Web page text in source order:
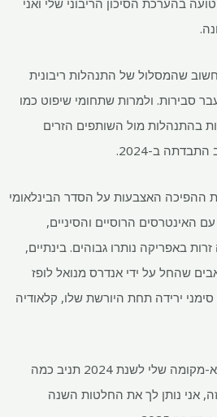
שהמסלול של התנהלות ריבונית
סבירות. ולמרות שתחומי שיפוט כמו
בהתנהלות מול השותפים הזרים
ב-2024.
ההפיכה האצבעות על הסדר הבינלאומי
האינטרסים הרוסיים והסיניים,
באפריקה נותרו גבוהים. בינתיים,
שהחל על ידי אנדרס מנואל לופז
ירידה תחת היורשת שלו, קלאודיה
אני מקווה שהאופטימיות הלא-מקומה שלי לשנת 2024 תניב כמה
2025, אז עם זה, אני נותן לך את החלטות השנה